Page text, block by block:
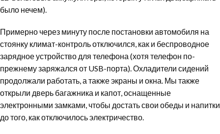
было нечем).
Примерно через минуту после постановки автомобиля на
стоянку климат-контроль отключился, как и беспроводное
зарядное устройство для телефона (хотя телефон по-
прежнему заряжался от USB-порта). Охладители сидений
продолжали работать, а также экраны и окна. Мы также
открыли дверь багажника и капот, оснащенные
электронными замками, чтобы достать свои обеды и напитки
до того, как отключилось электричество.